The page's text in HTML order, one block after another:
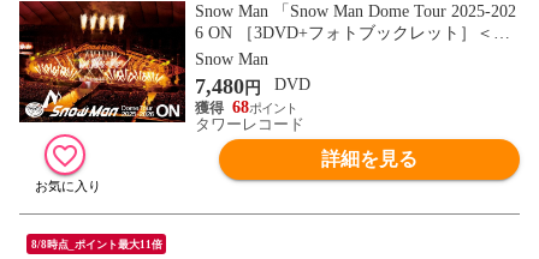
Snow Man 「Snow Man Dome Tour 2025-202
6 ON ［3DVD+フォトブックレット］＜初
回盤＞」 DVD
Snow Man
7,480円
DVD
68
タワーレコード
詳細を見る
8/8時点_ポイント最大11倍